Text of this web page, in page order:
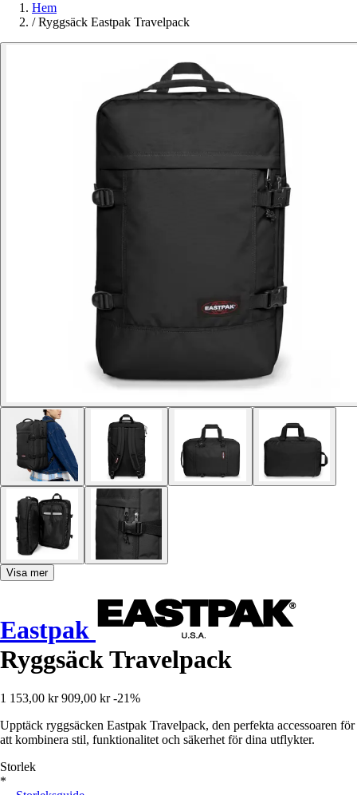
Hem
/ Ryggsäck Eastpak Travelpack
Visa mer
Eastpak
Ryggsäck Travelpack
1 153,00 kr 909,00 kr -21%
Upptäck ryggsäcken Eastpak Travelpack, den perfekta accessoaren för
att kombinera stil, funktionalitet och säkerhet för dina utflykter.
Storlek
*